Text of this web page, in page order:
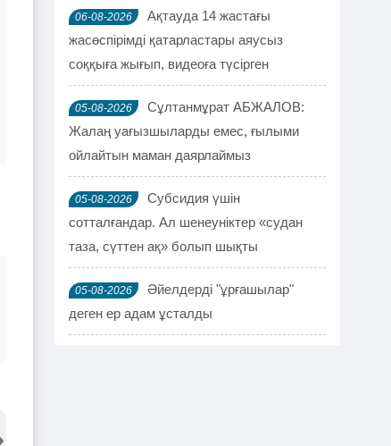
06-08-2026
Ақтауда 14 жастағы
жасөспірімді қатарластары аяусыз
соққыға жығып, видеоға түсірген
05-08-2026
Сұлтанмұрат АБЖАЛОВ:
Жалаң уағызшыларды емес, ғылыми
ойлайтын маман даярлаймыз
05-08-2026
Субсидия үшін
сотталғандар. Ал шенеуніктер «судан
таза, сүттен ақ» болып шықты
05-08-2026
Әйелдерді "ұрғашылар"
деген ер адам ұсталды